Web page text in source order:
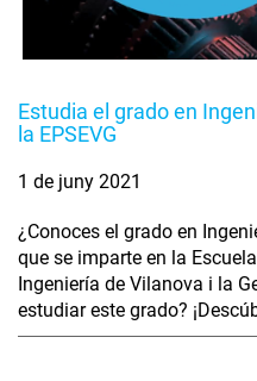
Estudia el grado en
la EPSEVG
1 de juny 2021
¿Conoces el grado en
que se imparte en la
Ingeniería de Vilanova i la
estudiar este grado?